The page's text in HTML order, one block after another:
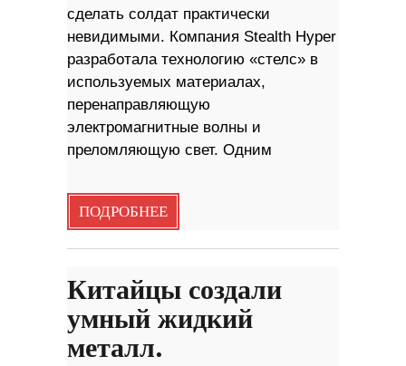
сделать солдат практически
невидимыми. Компания Stealth Hyper
разработала технологию «стелс» в
используемых материалах,
перенаправляющую
электромагнитные волны и
преломляющую свет. Одним
ПОДРОБНЕЕ
Китайцы создали
умный жидкий
металл.